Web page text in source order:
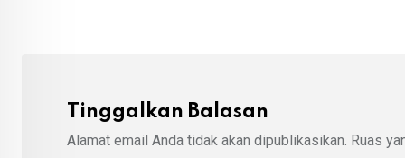
Tinggalkan Balasan
Alamat email Anda tidak akan dipublikasikan. Ruas